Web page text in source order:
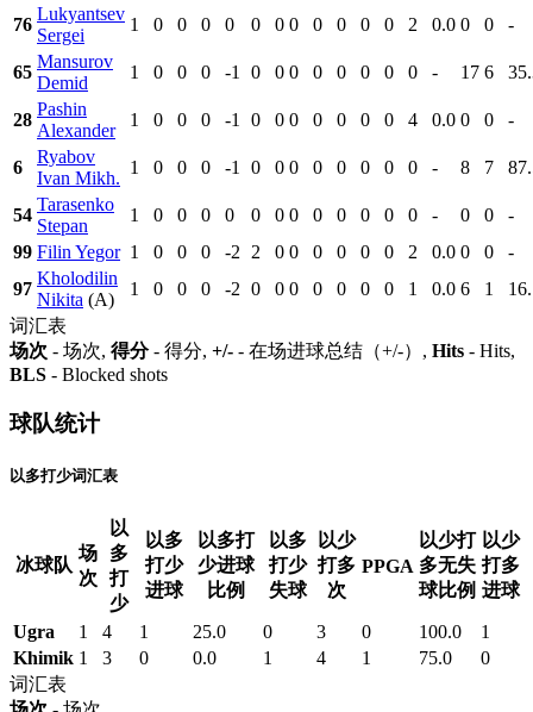
76
Lukyantsev
Sergei
1 0 0 0 0 0 0 0 0 0 0 0 2 0.0 0 0 -
65
Mansurov
Demid
1 0 0 0 -1 0 0 0 0 0 0 0 0 - 17 6
28
Pashin
Alexander
1 0 0 0 -1 0 0 0 0 0 0 0 4 0.0 0 0 -
6
Ryabov
Ivan Mikh.
1 0 0 0 -1 0 0 0 0 0 0 0 0 - 8 7
54
Tarasenko
Stepan
1 0 0 0 0 0 0 0 0 0 0 0 0 - 0 0
-
99 Filin Yegor 1 0 0 0 -2 2 0 0 0 0 0 0 2 0.0 0 0
-
97
Kholodilin
Nikita (A)
1 0 0 0 -2 0 0 0 0 0 0 0 1 0.0 6 1
词汇表
场次 - 场次, 得分- 得分, +/- - 在场进球总结（+/-）, Hits - Hits,
BLS - Blocked shots
球队统计
以多打少词汇表
冰球队
场
次
以
多
打
少
以多
打少
进球
以多打
少进球
比例
以多
打少
失球
以少
打多
次
PPGA
以少打
多无失
球比例
以少
打多
进球
Ugra 1 4 1 25.0 0 3 0 100.0
1
Khimik 1 3 0 0.0 1 4 1 75.0
0
词汇表